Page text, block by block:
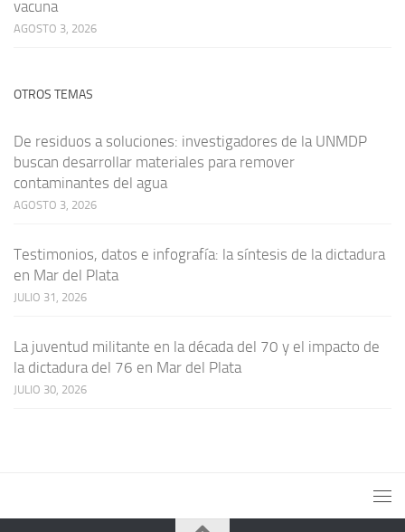
vacuna
AGOSTO 3, 2026
OTROS TEMAS
De residuos a soluciones: investigadores de la UNMDP
buscan desarrollar materiales para remover
contaminantes del agua
AGOSTO 3, 2026
Testimonios, datos e infografía: la síntesis de la dictadura
en Mar del Plata
JULIO 31, 2026
La juventud militante en la década del 70 y el impacto de
la dictadura del 76 en Mar del Plata
JULIO 30, 2026